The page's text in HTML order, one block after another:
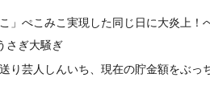
」ぺこみこ実現した同じ日に大炎上
さぎ大騒ぎ
り芸人しんいち、現在の貯金額をぶ